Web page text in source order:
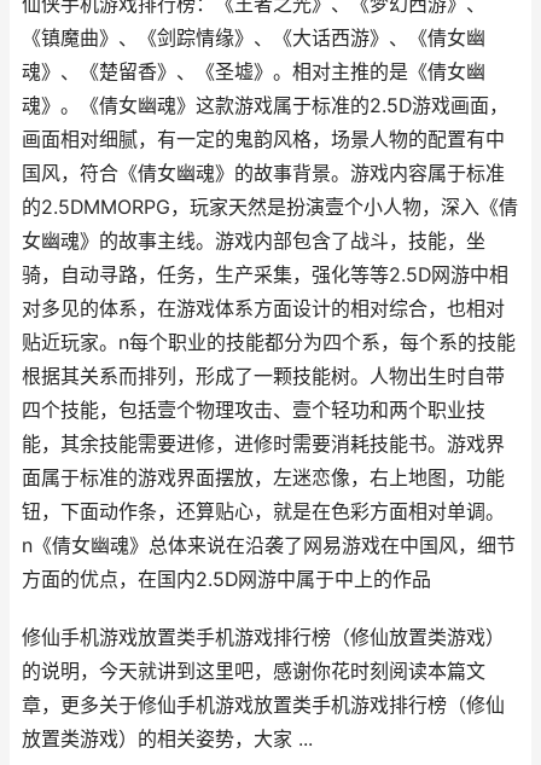
《镇魔曲》、《剑踪情缘》、《大话西游》、《倩女幽
魂》、《楚留香》、《圣墟》。相对主推的是《倩女幽
魂》。《倩女幽魂》这款游戏属于标准的2.5D游戏画面，
画面相对细腻，有一定的鬼韵风格，场景人物的配置有中
国风，符合《倩女幽魂》的故事背景。游戏内容属于标准
的2.5DMMORPG，玩家天然是扮演壹个小人物，深入《倩
女幽魂》的故事主线。游戏内部包含了战斗，技能，坐
骑，自动寻路，任务，生产采集，强化等等2.5D网游中相
对多见的体系，在游戏体系方面设计的相对综合，也相对
贴近玩家。n每个职业的技能都分为四个系，每个系的技能
根据其关系而排列，形成了一颗技能树。人物出生时自带
四个技能，包括壹个物理攻击、壹个轻功和两个职业技
能，其余技能需要进修，进修时需要消耗技能书。游戏界
面属于标准的游戏界面摆放，左迷恋像，右上地图，功能
钮，下面动作条，还算贴心，就是在色彩方面相对单调。
n《倩女幽魂》总体来说在沿袭了网易游戏在中国风，细节
方面的优点，在国内2.5D网游中属于中上的作品
修仙手机游戏放置类手机游戏排行榜（修仙放置类游戏）
的说明，今天就讲到这里吧，感谢你花时刻阅读本篇文
章，更多关于修仙手机游戏放置类手机游戏排行榜（修仙
放置类游戏）的相关姿势，大家 ...